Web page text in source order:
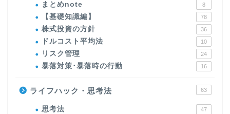
まとめnote 8
【基礎知識編】 78
株式投資の方針 36
ドルコスト平均法 10
リスク管理 24
暴落対策･暴落時の行動 16
ライフハック・思考法 63
思考法 47